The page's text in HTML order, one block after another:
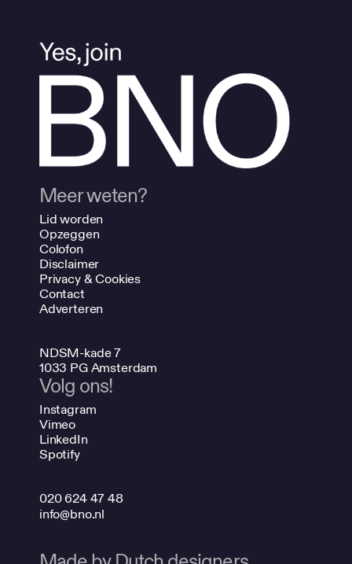
Meer weten?
Lid worden
Opzeggen
Colofon
Disclaimer
Privacy & Cookies
Contact
Adverteren
NDSM-kade 7
1033 PG Amsterdam
Volg ons!
Instagram
Vimeo
LinkedIn
Spotify
020 624 47 48
info@bno.nl